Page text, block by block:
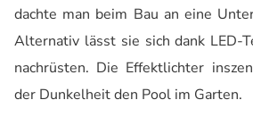
dachte man beim Bau an eine
Alternativ lässt sie sich dank LED-
nachrüsten. Die Effektlichter
der Dunkelheit den Pool im Garten.